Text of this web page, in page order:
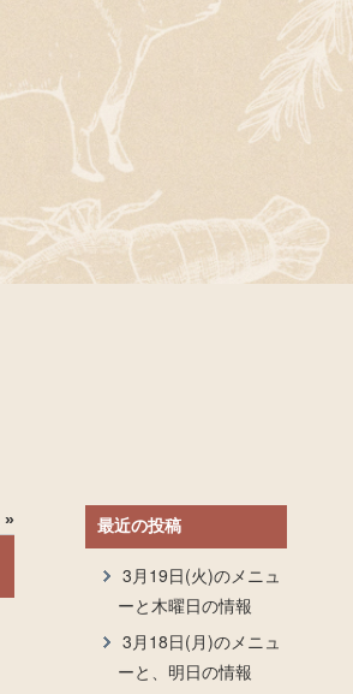
» 最近の投稿
3月19日(火)のメニュ
ーと木曜日の情報
3月18日(月)のメニュ
ーと、明日の情報